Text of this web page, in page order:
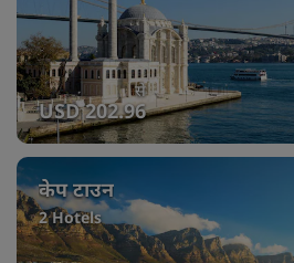
से
USD 202.96
केप टाउन
2 Hotels